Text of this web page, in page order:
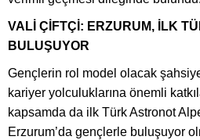
VALİ ÇİFTÇİ: ERZURUM, İLK
BULUŞUYOR
Gençlerin rol model olacak
kariyer yolculuklarına önemli
kapsamda da ilk Türk Astronot
Erzurum’da gençlerle buluşuyor